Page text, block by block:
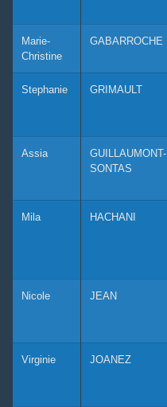
Marie-
Christine
GABARROCHE
Stephanie GRIMAULT
Assia
GUILLAUMONT-
SONTAS
Mila HACHANI
Nicole JEAN
Virginie JOANEZ